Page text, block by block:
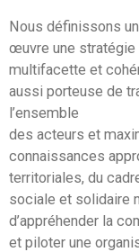
Nous définissons
œuvre une stratégie
multifacette et
aussi porteuse de
l’ensemble
des acteurs et
connaissances
territoriales, du
sociale et solidaire
d’appréhender la
et piloter une